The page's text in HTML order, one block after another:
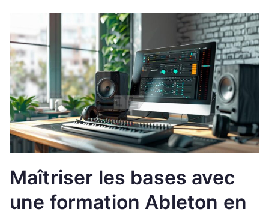
Maîtriser les bases avec
une formation Ableton en